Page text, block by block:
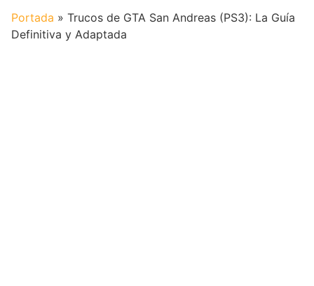
Portada » Trucos de GTA San Andreas (PS3): La Guía
Definitiva y Adaptada